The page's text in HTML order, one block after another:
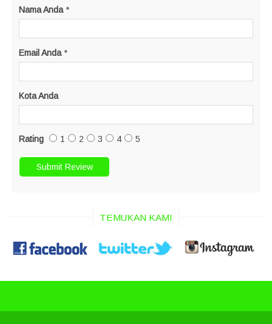
Nama Anda *
Email Anda *
Kota Anda
Rating 1 2 3 4 5
TEMUKAN KAMI